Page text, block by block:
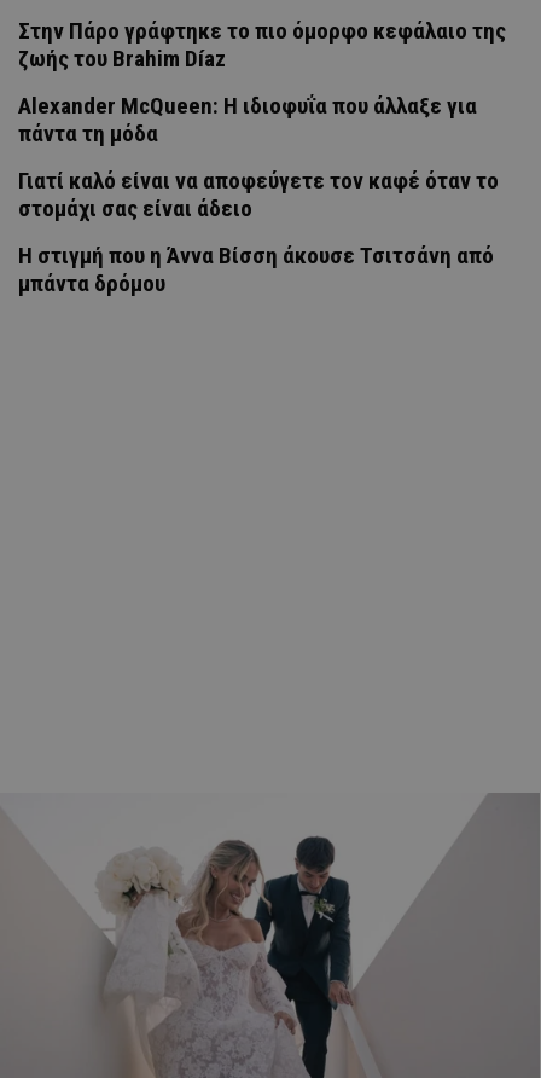
Στην Πάρο γράφτηκε το πιο όμορφο κεφάλαιο της
ζωής του Brahim Díaz
Alexander McQueen: Η ιδιοφυΐα που άλλαξε για
πάντα τη μόδα
Γιατί καλό είναι να αποφεύγετε τον καφέ όταν το
στομάχι σας είναι άδειο
H στιγμή που η Άννα Βίσση άκουσε Τσιτσάνη από
μπάντα δρόμου